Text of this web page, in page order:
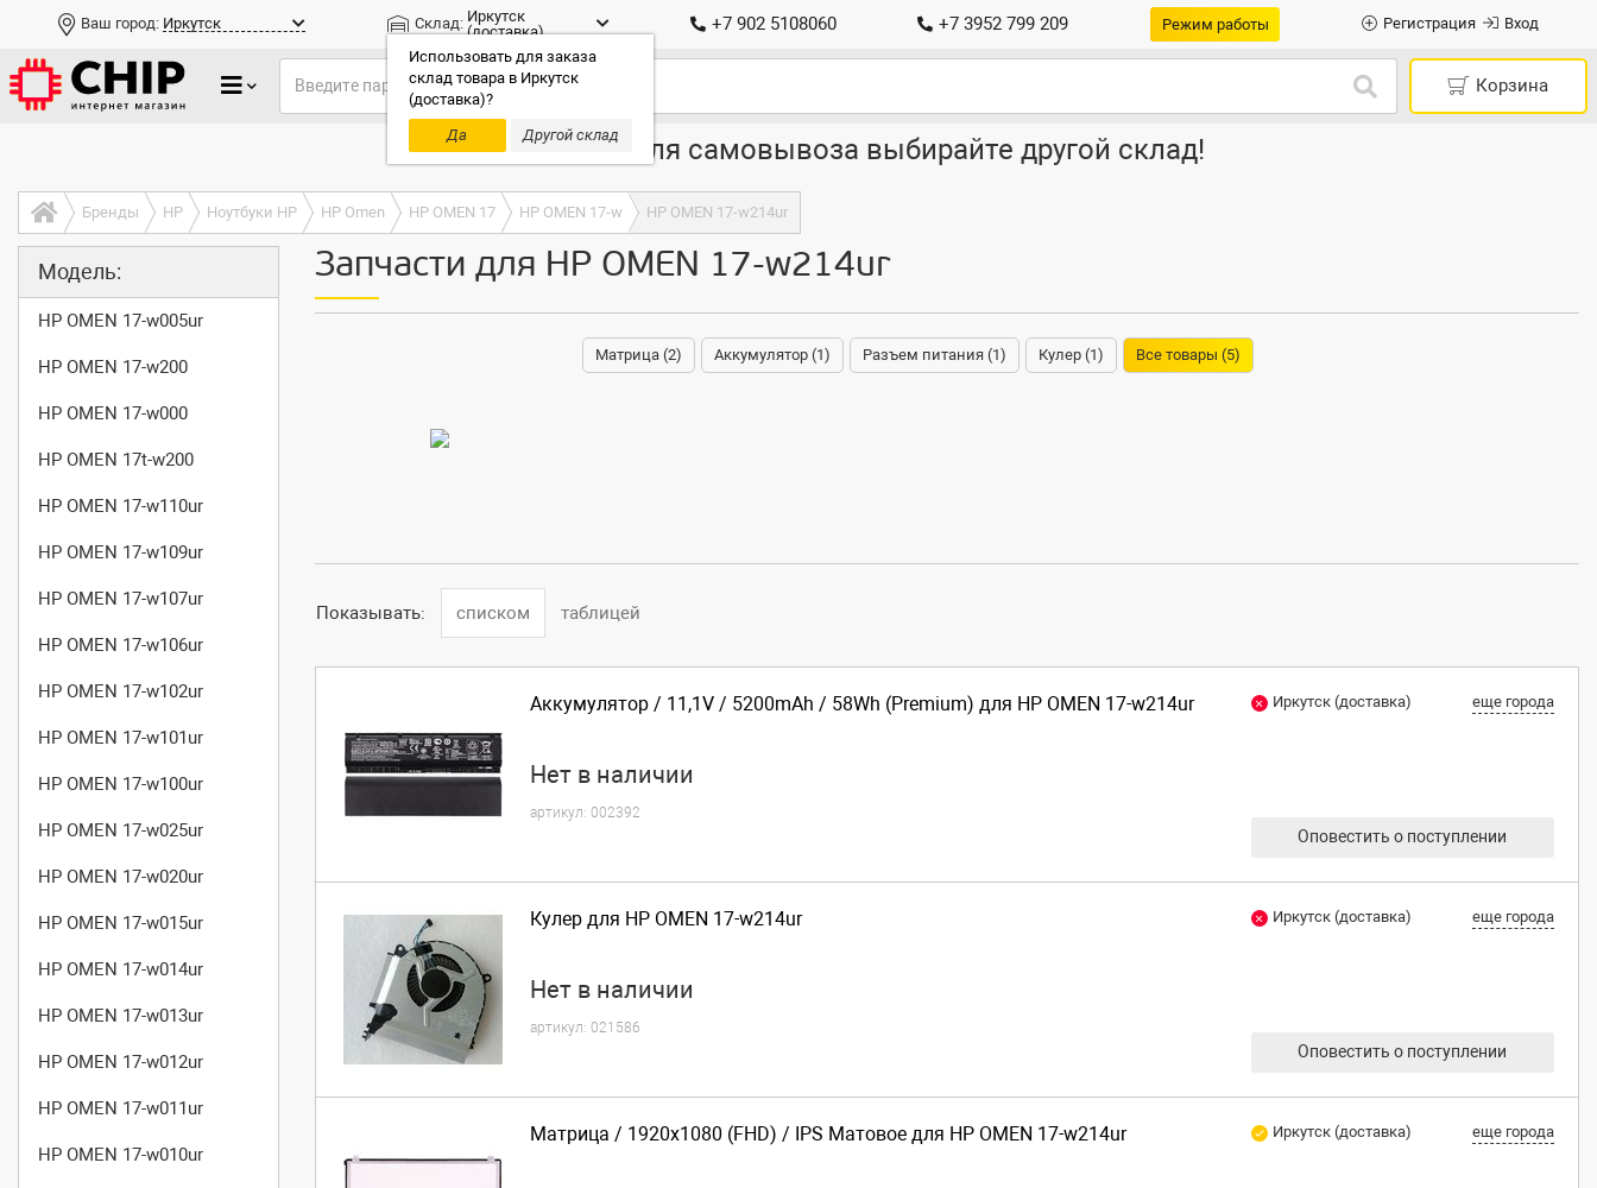
Ваш город: Иркутск Склад: Иркутск
(доставка)
Использовать для заказа
склад товара в Иркутск
(доставка)?
Да
Другой склад
+7 902 5108060 +7 3952 799 209 Режим работы Регистрация Вход
Корзина
Только доставка, для самовывоза выбирайте другой склад!
Бренды HP Ноутбуки HP HP Omen HP OMEN 17 HP OMEN 17-w HP OMEN 17-w214ur
Модель:
HP OMEN 17-w005ur
HP OMEN 17-w200
HP OMEN 17-w000
HP OMEN 17t-w200
HP OMEN 17-w110ur
HP OMEN 17-w109ur
HP OMEN 17-w107ur
HP OMEN 17-w106ur
HP OMEN 17-w102ur
HP OMEN 17-w101ur
HP OMEN 17-w100ur
HP OMEN 17-w025ur
HP OMEN 17-w020ur
HP OMEN 17-w015ur
HP OMEN 17-w014ur
HP OMEN 17-w013ur
HP OMEN 17-w012ur
HP OMEN 17-w011ur
HP OMEN 17-w010ur
Запчасти для HP OMEN 17-w214ur
Матрица (2) Аккумулятор (1) Разъем питания (1) Кулер (1) Все товары (5)
Показывать: списком таблицей
Аккумулятор / 11,1V / 5200mAh / 58Wh (Premium) для HP OMEN 17-w214ur
Нет в наличии
артикул: 002392
Иркутск (доставка) еще города
Оповестить о поступлении
Кулер для HP OMEN 17-w214ur
Нет в наличии
артикул: 021586
Иркутск (доставка) еще города
Оповестить о поступлении
Матрица / 1920x1080 (FHD) / IPS Матовое для HP OMEN 17-w214ur Иркутск (доставка) еще города